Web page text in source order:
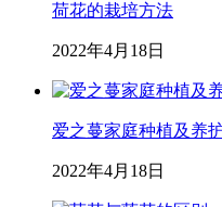
荷花的栽培方法
2022年4月18日
爱之蔓家庭种植及养
2022年4月18日